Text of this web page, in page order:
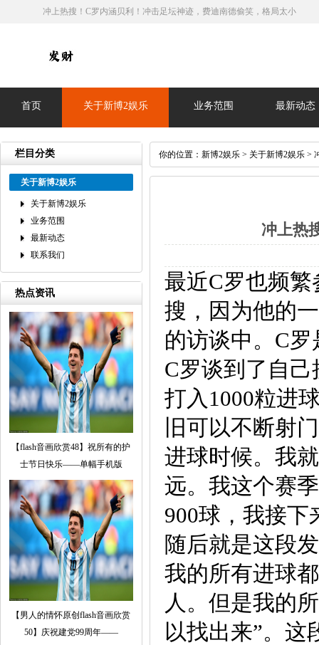
冲上热搜！C罗内涵贝利！冲击足坛神迹，费迪南德偷笑，格局太小
首页 关于新博2娱乐 业务范围 最新动态
栏目分类
关于新博2娱乐
关于新博2娱乐
业务范围
最新动态
联系我们
热点资讯
【flash音画欣赏48】祝所有的护
士节日快乐——单幅手机版
【男人的情怀原创flash音画欣赏
50】庆祝建党99周年——
你的位置： 新博2娱乐 > 关于新博2娱乐 >
冲上热
最近C罗也频
搜，因为他的
的访谈中。C
C罗谈到了自
打入1000粒进
旧可以不断射
进球时候。我
远。我这个赛
900球，我接下
随后就是这段
我的所有进球
人。但是我的
以找出来”。这